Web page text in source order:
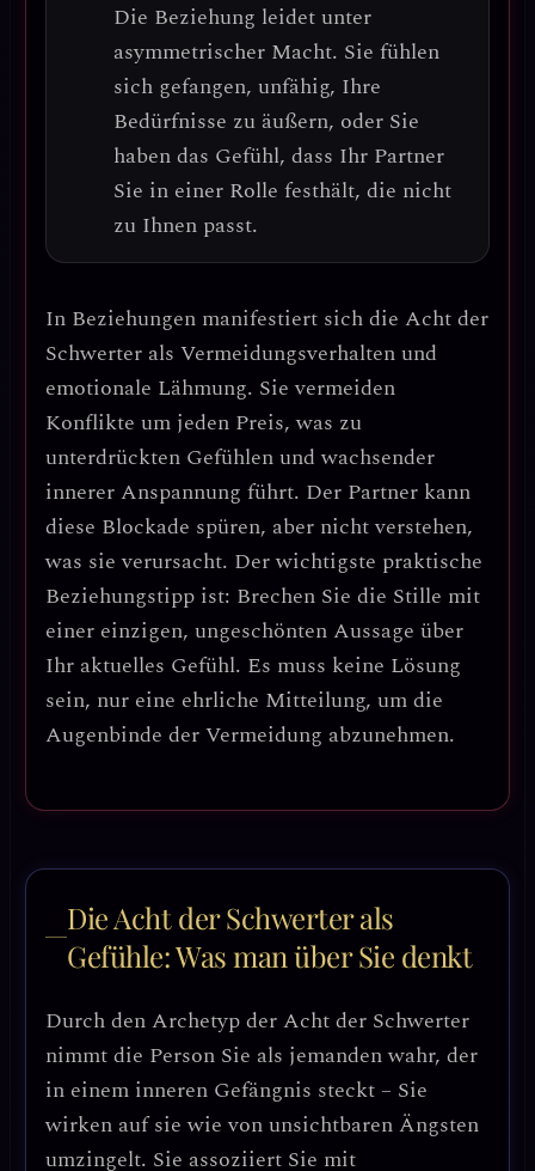
Die Beziehung leidet unter
asymmetrischer Macht. Sie fühlen
sich gefangen, unfähig, Ihre
Bedürfnisse zu äußern, oder Sie
haben das Gefühl, dass Ihr Partner
Sie in einer Rolle festhält, die nicht
zu Ihnen passt.
In Beziehungen manifestiert sich die Acht der
Schwerter als Vermeidungsverhalten und
emotionale Lähmung. Sie vermeiden
Konflikte um jeden Preis, was zu
unterdrückten Gefühlen und wachsender
innerer Anspannung führt. Der Partner kann
diese Blockade spüren, aber nicht verstehen,
was sie verursacht. Der wichtigste praktische
Beziehungstipp ist: Brechen Sie die Stille mit
einer einzigen, ungeschönten Aussage über
Ihr aktuelles Gefühl. Es muss keine Lösung
sein, nur eine ehrliche Mitteilung, um die
Augenbinde der Vermeidung abzunehmen.
Die Acht der Schwerter als
Gefühle: Was man über Sie denkt
Durch den Archetyp der Acht der Schwerter
nimmt die Person Sie als jemanden wahr, der
in einem inneren Gefängnis steckt – Sie
wirken auf sie wie von unsichtbaren Ängsten
umzingelt. Sie assoziiert Sie mit